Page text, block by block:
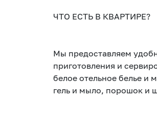
ЧТО ЕСТЬ В КВАРТИРЕ?
Мы предоставляем
приготовления и
белое отельное белье и
гель и мыло, порошок и